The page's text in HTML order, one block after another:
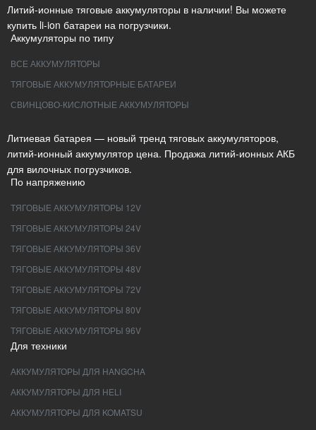
Литий-ионные тяговые аккумуляторы в наличии! Вы можете
купить li-ion батареи на погрузчики.
Аккумуляторы по типу
ВСЕ АККУМУЛЯТОРЫ
ТЯГОВЫЕ АККУМУЛЯТОРНЫЕ БАТАРЕИ
СВИНЦОВО-КИСЛОТНЫЕ АККУМУЛЯТОРЫ
Литиевая батарея — новый тренд тяговых аккумуляторов,
литий-ионный аккумулятор цена. Продажа литий-ионных АКБ
для вилочных погрузчиков.
По напряжению
ТЯГОВЫЕ АККУМУЛЯТОРЫ 12V
ТЯГОВЫЕ АККУМУЛЯТОРЫ 24V
ТЯГОВЫЕ АККУМУЛЯТОРЫ 36V
ТЯГОВЫЕ АККУМУЛЯТОРЫ 48V
ТЯГОВЫЕ АККУМУЛЯТОРЫ 72V
ТЯГОВЫЕ АККУМУЛЯТОРЫ 80V
ТЯГОВЫЕ АККУМУЛЯТОРЫ 96V
Для техники
АККУМУЛЯТОРЫ ДЛЯ HANGCHA
АККУМУЛЯТОРЫ ДЛЯ HELI
АККУМУЛЯТОРЫ ДЛЯ KOMATSU